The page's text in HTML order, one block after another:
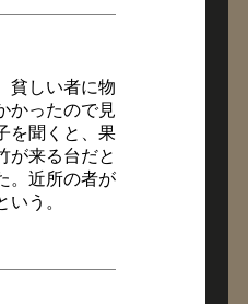
貧しい者に物
かったので見
を聞くと、果
が来る台だと
。近所の者が
う。